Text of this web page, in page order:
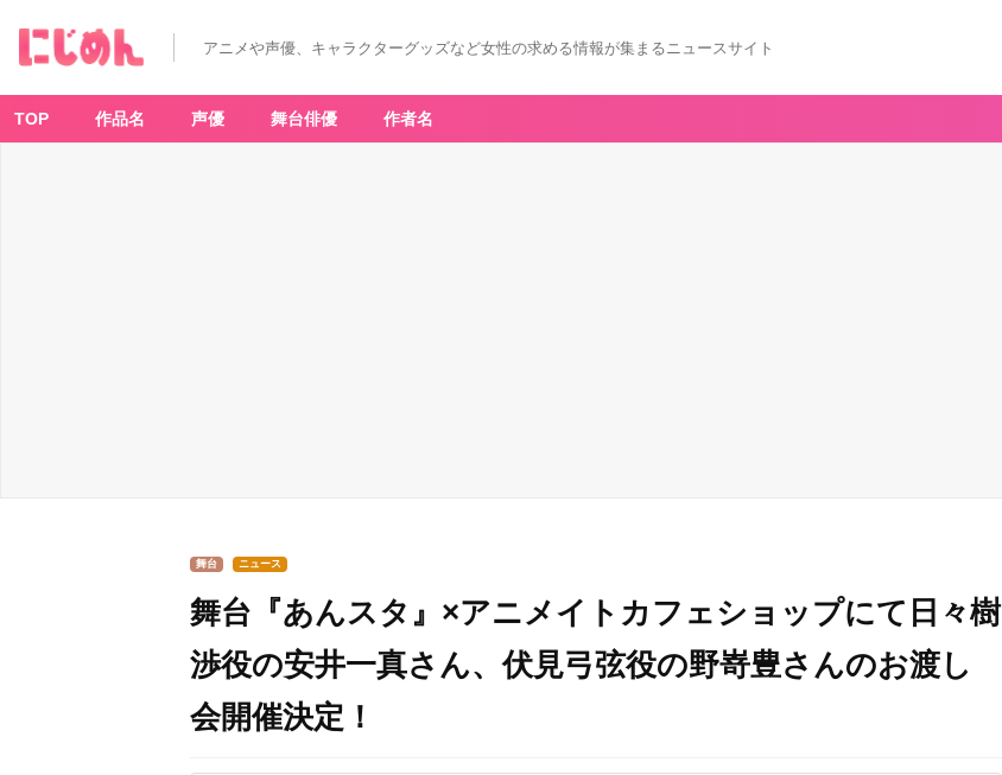
アニメや声優、キャラクターグッズなど女性の求める情報が集まるニュースサイト
TOP 作品名 声優 舞台俳優 作者名
舞台 ニュース
舞台『あんスタ』×アニメイトカフェショップにて日々樹
渉役​の安井一真さん​、伏見弓弦役​の野嵜豊さん​のお渡し
会開催決定！